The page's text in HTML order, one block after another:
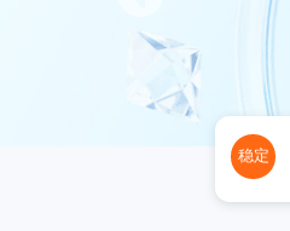
稳定